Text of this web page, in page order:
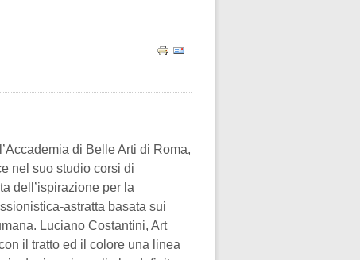
di Belle Arti di Roma,
nel suo studio corsi di
dell’ispirazione per la
astratta basata sui
Luciano Costantini, Art
il tratto ed il colore una linea